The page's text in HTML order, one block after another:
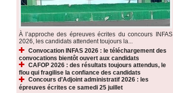
À l’approche des épreuves écrites du concours INFAS
2026, les candidats attendent toujours la...
Convocation INFAS 2026 : le téléchargement des
convocations bientôt ouvert aux candidats
CAFOP 2026 : des résultats toujours attendus, le
flou qui fragilise la confiance des candidats
Concours d’Adjoint administratif 2026 : les
épreuves écrites ce samedi 25 juillet